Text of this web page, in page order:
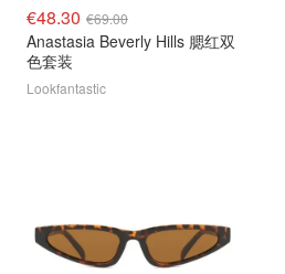
€48.30 €69.00
Anastasia Beverly Hills 腮红双
色套装
Lookfantastic